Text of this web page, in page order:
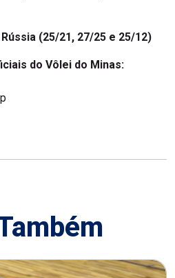
(25/21, 27/25 e 25/12)
do Vôlei do Minas: